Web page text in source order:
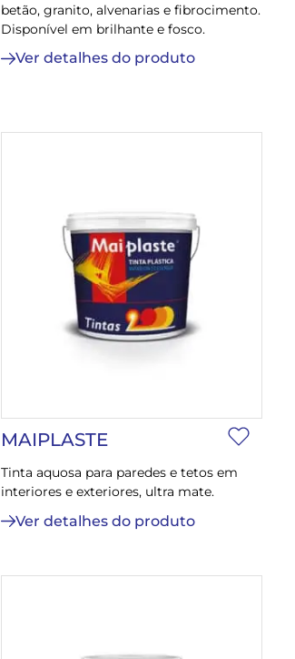
betão, granito, alvenarias e fibrocimento.
Disponível em brilhante e fosco.
Ver detalhes do produto
MAIPLASTE
Tinta aquosa para paredes e tetos em
interiores e exteriores, ultra mate.
Ver detalhes do produto